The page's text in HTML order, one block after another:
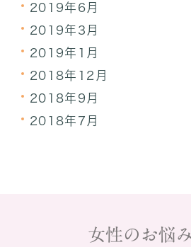
2019年6月
2019年3月
2019年1月
2018年12月
2018年9月
2018年7月
女性のお悩